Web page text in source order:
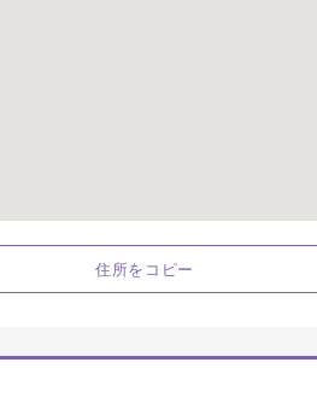
住所をコピー